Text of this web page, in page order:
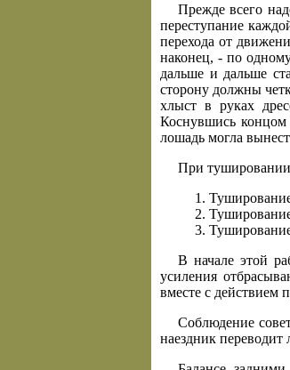
Прежде всего
переступание
перехода от
наконец, - по
дальше и дальше
сторону должны
хлыст в руках
Коснувшись концом
лошадь могла
При тушировании
В начале этой
усиления
вместе с действием
Соблюдение
наездник